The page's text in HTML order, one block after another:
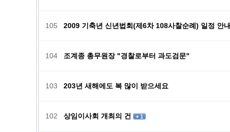
105 2009 기축년 신년법회(제6차 108사찰순례) 일정 안내
104 조계종 총무원장 "경찰로부터 과도검문"
103 203년 새해에도 복 많이 받으세요
102 상임이사회 개최의 건 + 1